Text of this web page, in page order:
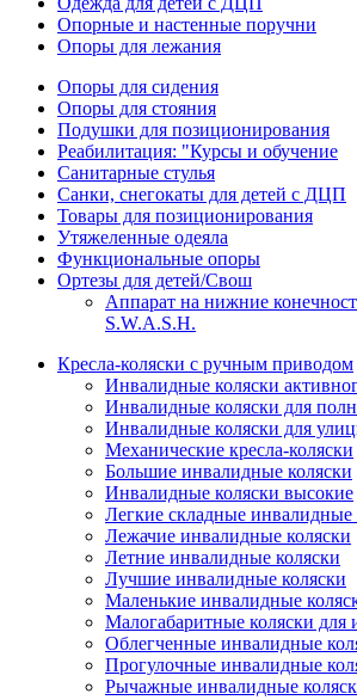
Опорные и настенные поручни
Опоры для лежания
Опоры для сидения
Опоры для стояния
Подушки для позиционирования
Реабилитация: "Курсы и обучение
Санитарные стулья
Санки, снегокаты для детей с ДЦП
Товары для позиционирования
Утяжеленные одеяла
Функциональные опоры
Ортезы для детей/Свош
Аппарат на нижние
S.W.A.S.H.
Кресла-коляски с ручным приводом
Инвалидные коляски
Инвалидные коляски для
Инвалидные коляски для
Механические кресла-коляски
Большие инвалидные коляски
Инвалидные коляски высокие
Легкие складные инвалидные
Лежачие инвалидные коляски
Летние инвалидные коляски
Лучшие инвалидные коляски
Маленькие инвалидные
Малогабаритные коляски для
Облегченные инвалидные
Прогулочные инвалидные
Рычажные инвалидные